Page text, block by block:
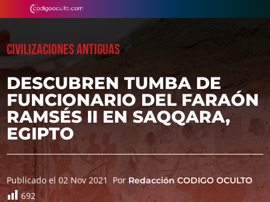
CIVILIZACIONES ANTIGUAS
DESCUBREN TUMBA DE
FUNCIONARIO DEL FARAÓN
RAMSÉS II EN SAQQARA,
EGIPTO
Publicado el 02 Nov 2021 Por Redacción CODIGO OCULTO
692